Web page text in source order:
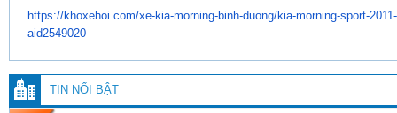
https://khoxehoi.com/xe-kia-morning-binh-duong/kia-morning-sport-
aid2549020
TIN NỔI BẬT